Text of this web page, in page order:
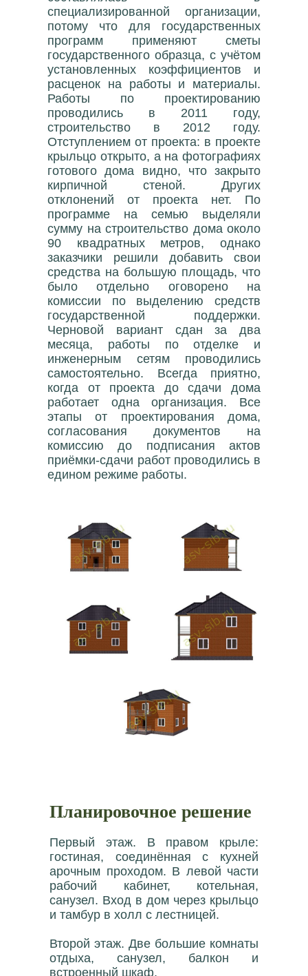
специализированной организации,
потому что для государственных
программ применяют сметы
государственного образца, с учётом
установленных коэффициентов и
расценок на работы и материалы.
Работы по проектированию
проводились в 2011 году,
строительство в 2012 году.
Отступлением от проекта: в проекте
крыльцо открыто, а на фотографиях
готового дома видно, что закрыто
кирпичной стеной. Других
отклонений от проекта нет. По
программе на семью выделяли
сумму на строительство дома около
90 квадратных метров, однако
заказчики решили добавить свои
средства на большую площадь, что
было отдельно оговорено на
комиссии по выделению средств
государственной поддержки.
Черновой вариант сдан за два
месяца, работы по отделке и
инженерным сетям проводились
самостоятельно. Всегда приятно,
когда от проекта до сдачи дома
работает одна организация. Все
этапы от проектирования дома,
согласования документов на
комиссию до подписания актов
приёмки-сдачи работ проводились в
едином режиме работы.
Планировочное решение
Первый этаж. В правом крыле:
гостиная, соединённая с кухней
арочным проходом. В левой части
рабочий кабинет, котельная,
санузел. Вход в дом через крыльцо
и тамбур в холл с лестницей.
Второй этаж. Две большие комнаты
отдыха, санузел, балкон и
встроенный шкаф.